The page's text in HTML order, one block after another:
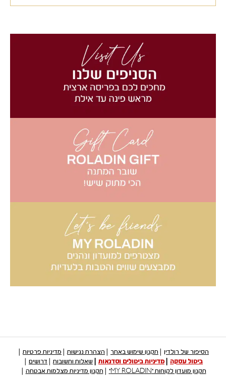
הסיפור של רולדין תקנון שימוש באתר הצהרת נגישות
מדיניות פרטיות
ביטול עסקה
מדיניות ביטולים וסדנאות שאלות ותשובות
דרושים
תקנון מועדון לקוחות "MY ROLADIN"
תקנון מדיניות מצלמות אבטחה